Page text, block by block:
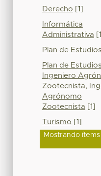
Derecho [1]
Informática
Administrativa
Plan de Estudios
Plan de
Ingeniero
Zootecnista,
Agrónomo
Zootecnista [1]
Turismo [1]
Mostrando ítems